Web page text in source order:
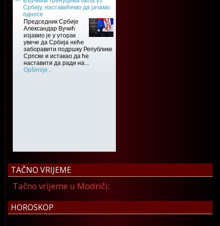
TAČNO VRIJEME
Tačno vrijeme u Modriči:
HOROSKOP